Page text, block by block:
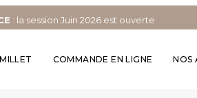
: la session Juin 2026 est ouverte
COMMANDE EN LIGNE NOS